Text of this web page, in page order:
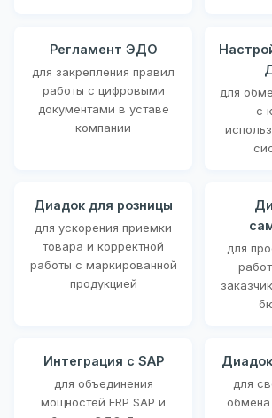
Регламент ЭДО
для закрепления правил
работы с цифровыми
документами в уставе
компании
для
с
Диадок для розницы
для ускорения приемки
товара и корректной
работы с маркированной
продукцией
для
Интеграция с SAP
для объединения
мощностей ERP SAP и
для